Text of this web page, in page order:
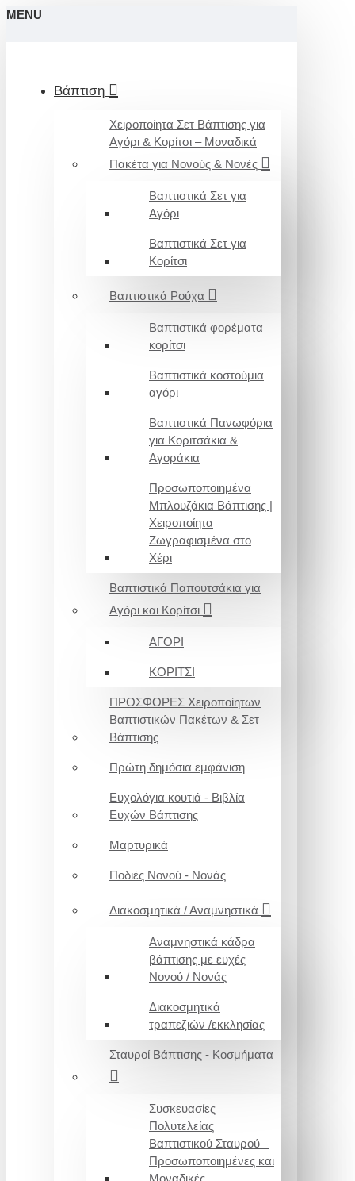
MENU
Βάπτιση
Χειροποίητα Σετ Βάπτισης για
Αγόρι & Κορίτσι – Μοναδικά
Πακέτα για Νονούς & Νονές
Βαπτιστικά Σετ για
Αγόρι
Βαπτιστικά Σετ για
Κορίτσι
Βαπτιστικά Ρούχα
Βαπτιστικά φορέματα
κορίτσι
Βαπτιστικά κοστούμια
αγόρι
Βαπτιστικά Πανωφόρια
για Κοριτσάκια &
Αγοράκια
Προσωποποιημένα
Μπλουζάκια Βάπτισης |
Χειροποίητα
Ζωγραφισμένα στο
Χέρι
Βαπτιστικά Παπουτσάκια για
Αγόρι και Κορίτσι
ΑΓΟΡΙ
ΚΟΡΙΤΣΙ
ΠΡΟΣΦΟΡΕΣ Χειροποίητων
Βαπτιστικών Πακέτων & Σετ
Βάπτισης
Πρώτη δημόσια εμφάνιση
Ευχολόγια κουτιά - Βιβλία
Ευχών Βάπτισης
Μαρτυρικά
Ποδιές Νονού - Νονάς
Διακοσμητικά / Αναμνηστικά
Αναμνηστικά κάδρα
βάπτισης με ευχές
Νονού / Νονάς
Διακοσμητικά
τραπεζιών /εκκλησίας
Σταυροί Βάπτισης - Κοσμήματα
Συσκευασίες
Πολυτελείας
Βαπτιστικού Σταυρού –
Προσωποποιημένες και
Μοναδικές